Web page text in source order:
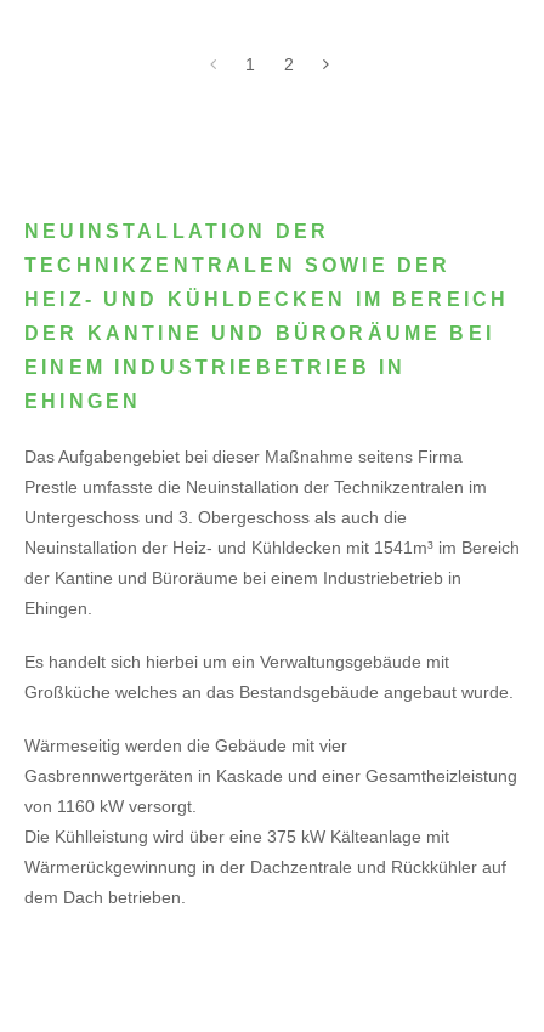
1 2
NEUINSTALLATION DER
TECHNIKZENTRALEN SOWIE DER
HEIZ- UND KÜHLDECKEN IM BEREICH
DER KANTINE UND BÜRORÄUME BEI
EINEM INDUSTRIEBETRIEB IN
EHINGEN
Das Aufgabengebiet bei dieser Maßnahme seitens Firma
Prestle umfasste die Neuinstallation der Technikzentralen im
Untergeschoss und 3. Obergeschoss als auch die
Neuinstallation der Heiz- und Kühldecken mit 1541m³ im Bereich
der Kantine und Büroräume bei einem Industriebetrieb in
Ehingen.
Es handelt sich hierbei um ein Verwaltungsgebäude mit
Großküche welches an das Bestandsgebäude angebaut wurde.
Wärmeseitig werden die Gebäude mit vier
Gasbrennwertgeräten in Kaskade und einer Gesamtheizleistung
von 1160 kW versorgt.
Die Kühlleistung wird über eine 375 kW Kälteanlage mit
Wärmerückgewinnung in der Dachzentrale und Rückkühler auf
dem Dach betrieben.